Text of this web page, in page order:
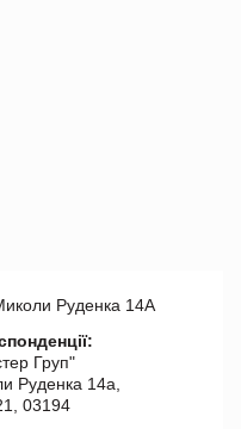
Руденка 14А
Груп"
Руденка 14а,
03194